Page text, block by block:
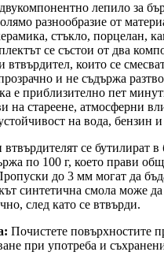
лепило за
разнообразие от
стъкло, порцелан,
се състои от два
втвърдител, които се
и не съдържа
е приблизително пет
на стареене, атмосферни
на вода, бензин
се бутилират в
по 100 г, което прави
до 3 мм могат да
синтетична смола може
след като се втвърди.
Почистете повърхностите
при употреба и